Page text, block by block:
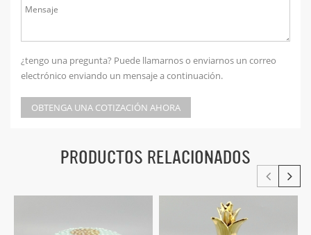
¿tengo una pregunta? Puede llamarnos o enviarnos un correo
electrónico enviando un mensaje a continuación.
OBTENGA UNA COTIZACIÓN AHORA
PRODUCTOS RELACIONADOS